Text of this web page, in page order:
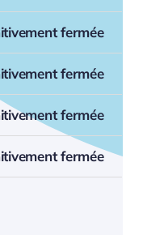
fermée
fermée
fermée
fermée